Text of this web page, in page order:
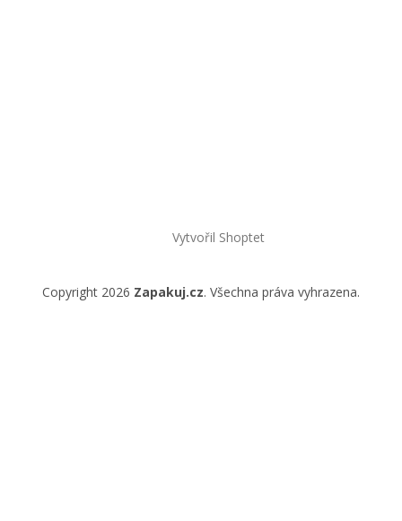
Vytvořil Shoptet
Copyright 2026 Zapakuj.cz. Všechna práva vyhrazena.